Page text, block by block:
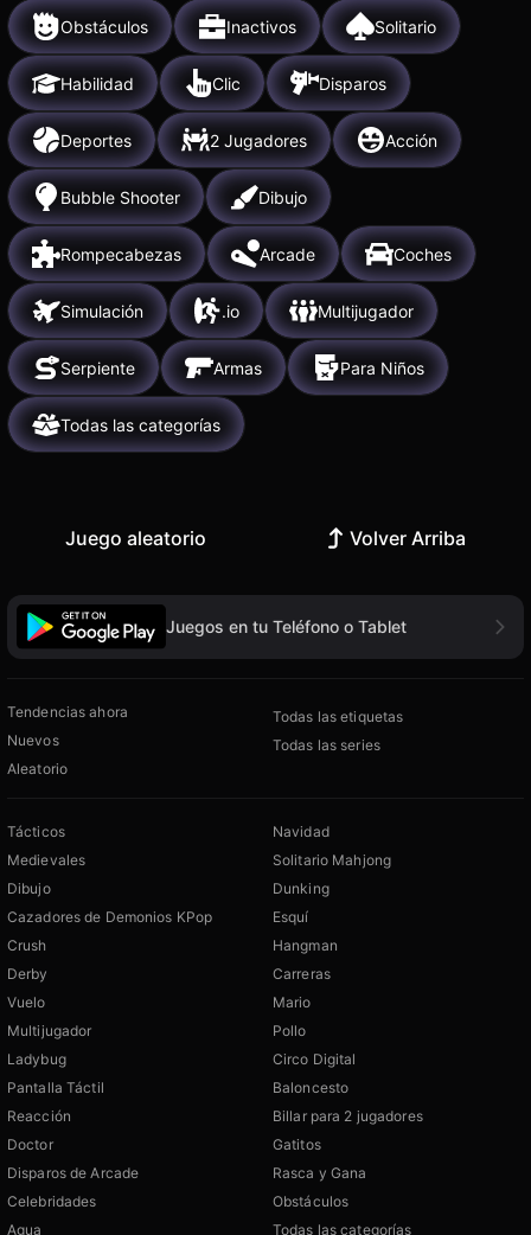
Obstáculos Inactivos Solitario
Habilidad Clic Disparos
Deportes 2 Jugadores Acción
Bubble Shooter Dibujo
Rompecabezas Arcade Coches
Simulación .io Multijugador
Serpiente Armas Para Niños
Todas las categorías
Juego aleatorio Volver Arriba
Juegos en tu Teléfono o Tablet
Tendencias ahora
Nuevos
Aleatorio
Todas las etiquetas
Todas las series
Tácticos
Medievales
Dibujo
Cazadores de Demonios KPop
Crush
Derby
Vuelo
Multijugador
Ladybug
Pantalla Táctil
Reacción
Doctor
Disparos de Arcade
Celebridades
Agua
Navidad
Solitario Mahjong
Dunking
Esquí
Hangman
Carreras
Mario
Pollo
Circo Digital
Baloncesto
Billar para 2 jugadores
Gatitos
Rasca y Gana
Obstáculos
Todas las categorías